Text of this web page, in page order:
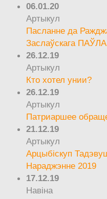
06.01.20
Артыкул
Пасланне да
Заслаўскага ПАЎЛА
26.12.19
Артыкул
Кто хотел унии?
26.12.19
Артыкул
Патриаршее
21.12.19
Артыкул
Арцыбіскуп
Нараджэнне 2019
17.12.19
Навіна